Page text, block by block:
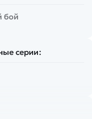
бой
серии: